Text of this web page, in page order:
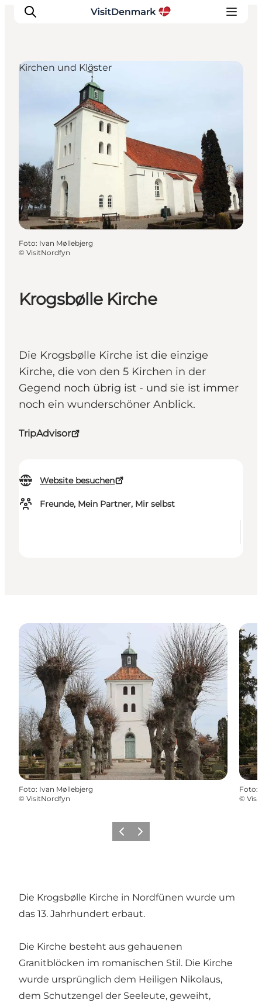
Inspiration
Regionen
Erlebnisse
Unterkünfte
Reiseplanung
Krogsbølle Kirche
Die Krogsbølle Kirche ist die einzige
Kirche, die von den 5 Kirchen in der
Gegend noch übrig ist - und sie ist immer
noch ein wunderschöner Anblick.
TripAdvisor
Website besuchen
Freunde, Mein Partner, Mir selbst
Kirchen und Klöster
Foto: Ivan Møllebjerg
© VisitNordfyn
Foto: Ivan Møllebjerg
© VisitNordfyn
Foto:
©
ZurückWeiter
Die Krogsbølle Kirche in Nordfünen wurde um
das 13. Jahrhundert erbaut.
Die Kirche besteht aus gehauenen
Granitblöcken im romanischen Stil. Die Kirche
wurde ursprünglich dem Heiligen Nikolaus,
dem Schutzengel der Seeleute, geweiht,